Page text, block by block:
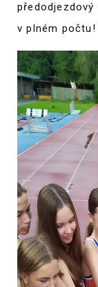
předodjezdový
v plném počtu!